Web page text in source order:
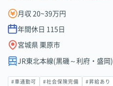
月収 20~39万円
年間休日 115 日
宮城県 栗原市
JR東北本線(黒磯～利府・盛岡
#車通勤可 #社会保険完備 #昇給あり